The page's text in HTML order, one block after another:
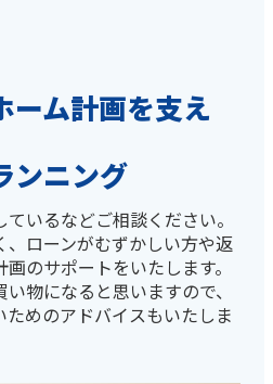
ーム計画を支え
ンニング
いるなどご相談ください。
ローンがむずかしい方や返
のサポートをいたします。
物になると思いますので、
めのアドバイスもいたしま